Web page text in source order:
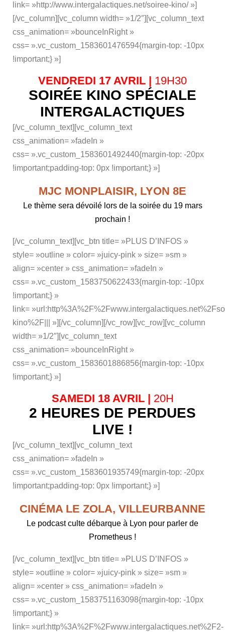
link= »http://www.intergalactiques.net/soiree-kino/ »]
[/vc_column][vc_column width= »1/2″][vc_column_text
css_animation= »bounceInRight »
css= ».vc_custom_1583601476594{margin-top: -10px
!important;} »]
VENDREDI 17 AVRIL | 19H30
SOIRÉE KINO SPÉCIALE
INTERGALACTIQUES
[/vc_column_text][vc_column_text
css_animation= »fadeIn »
css= ».vc_custom_1583601492440{margin-top: -20px
!important;padding-top: 0px !important;} »]
MJC MONPLAISIR, LYON 8E
Le thème sera dévoilé lors de la soirée du 19 mars
prochain !
[/vc_column_text][vc_btn title= »PLUS D’INFOS »
style= »outline » color= »juicy-pink » size= »sm »
align= »center » css_animation= »fadeIn »
css= ».vc_custom_1583750622433{margin-top: -10px
!important;} »
link=
kino%2F||| »][/vc_column][/vc_row][vc_row][vc_column
width= »1/2″][vc_column_text
css_animation= »bounceInRight »
css= ».vc_custom_1583601886856{margin-top: -10px
!important;} »]
SAMEDI 18 AVRIL | 20H
2 HEURES DE PERDUES
LIVE !
[/vc_column_text][vc_column_text
css_animation= »fadeIn »
css= ».vc_custom_1583601935749{margin-top: -20px
!important;padding-top: 0px !important;} »]
CINÉMA LE ZOLA, VILLEURBANNE
Le podcast culte débarque à Lyon pour parler de
Prometheus !
[/vc_column_text][vc_btn title= »PLUS D’INFOS »
style= »outline » color= »juicy-pink » size= »sm »
align= »center » css_animation= »fadeIn »
css= ».vc_custom_1583751163098{margin-top: -10px
!important;} »
link= »url:http%3A%2F%2Fwww.intergalactiques.net%2F2-